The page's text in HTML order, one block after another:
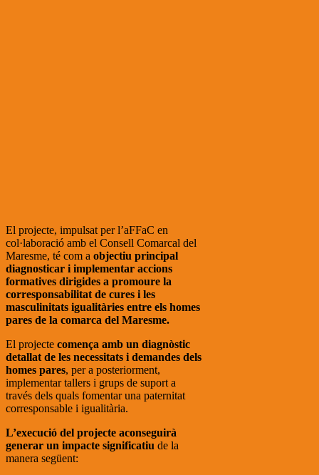
El projecte, impulsat per l’aFFaC en
col·laboració amb el Consell Comarcal del
Maresme, té com a objectiu principal
diagnosticar i implementar accions
formatives dirigides a promoure la
corresponsabilitat de cures i les
masculinitats igualitàries entre els homes
pares de la comarca del Maresme.
El projecte comença amb un diagnòstic
detallat de les necessitats i demandes dels
homes pares, per a posteriorment,
implementar tallers i grups de suport a
través dels quals fomentar una paternitat
corresponsable i igualitària.
L’execució del projecte aconseguirà
generar un impacte significatiu de la
manera següent: